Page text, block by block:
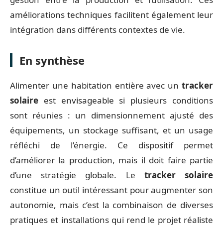
améliorations techniques facilitent également leur
intégration dans différents contextes de vie.
En synthèse
Alimenter une habitation entière avec un tracker
solaire est envisageable si plusieurs conditions
sont réunies : un dimensionnement ajusté des
équipements, un stockage suffisant, et un usage
réfléchi de l’énergie. Ce dispositif permet
d’améliorer la production, mais il doit faire partie
d’une stratégie globale. Le tracker solaire
constitue un outil intéressant pour augmenter son
autonomie, mais c’est la combinaison de diverses
pratiques et installations qui rend le projet réaliste